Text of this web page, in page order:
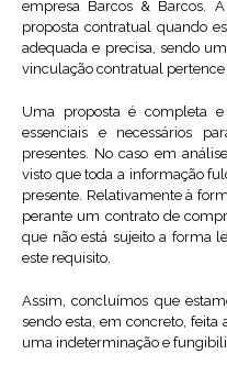
empresa Barcos & Barcos.
proposta contratual quando
adequada e precisa, sendo
vinculação contratual pertence
Uma proposta é completa
essenciais e necessários
presentes. No caso em
visto que toda a informação
presente. Relativamente à
perante um contrato de
que não está sujeito a forma
este requisito.
Assim, concluímos que
sendo esta, em concreto,
uma indeterminação e